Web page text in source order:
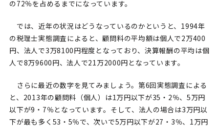
の72％を占めるまでになっています。
では、近年の状況はどうなっているのかというと、1994年
の税理士実態調査によると、顧問料の平均額は個人で2万400
円、法人で3万8100円程度となっており、決算報酬の平均は個
人で8万9600円、法人で21万2000円となっています。
さらに最近の数字を見てみましょう。第6回実態調査による
と、2013年の顧問料（個人）は1万円以下が35・2％、5万円
以下が9・7％となっています。そして、法人の場合は3万円以
下が最も多く53・5％で、次いで5万円以下が27・3％、1万円